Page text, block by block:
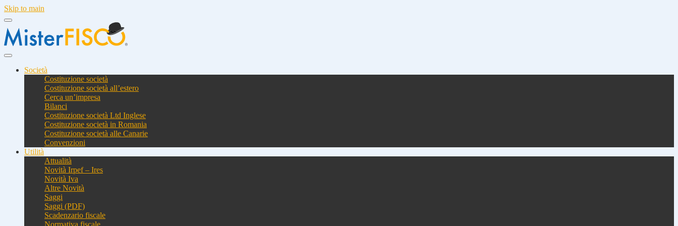
Skip to main
Società
Costituzione società
Costituzione società all’estero
Cerca un’impresa
Bilanci
Costituzione società Ltd Inglese
Costituzione società in Romania
Costituzione società alle Canarie
Convenzioni
Utilità
Attualità
Novità Irpef – Ires
Novità Iva
Altre Novità
Saggi
Saggi (PDF)
Scadenzario fiscale
Normativa fiscale